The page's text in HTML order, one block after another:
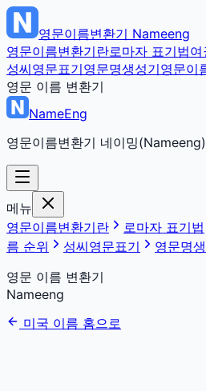
영문이름변환기 Nameeng
영문이름변환기란로마자 표기법
성씨영문표기영문명생성기영문이
영문 이름 변환기
NameEng
영문이름변환기 네이밍(Nameeng)
메뉴
영문이름변환기란
로마자 표기법
름 순위
성씨영문표기 영문명
영문 이름 변환기
Nameeng
미국 이름 홈으로